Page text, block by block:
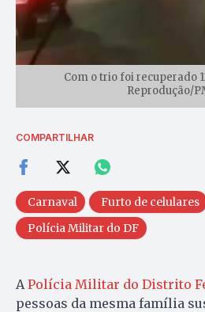
Com o trio foi recuperado
Reprodução/
COMPARTILHAR
Carnaval
Furto de celulares
Polícia Militar do DF
A Polícia Militar do Distrito
pessoas da mesma família